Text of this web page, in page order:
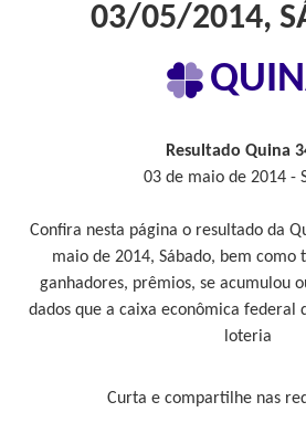
03/05/2014,
Resultado Quina
03 de maio de 2014 -
Confira nesta página o resultado da
maio de 2014, Sábado, bem como
ganhadores, prêmios, se acumulou
dados que a caixa econômica federal
loteria
Curta e compartilhe nas